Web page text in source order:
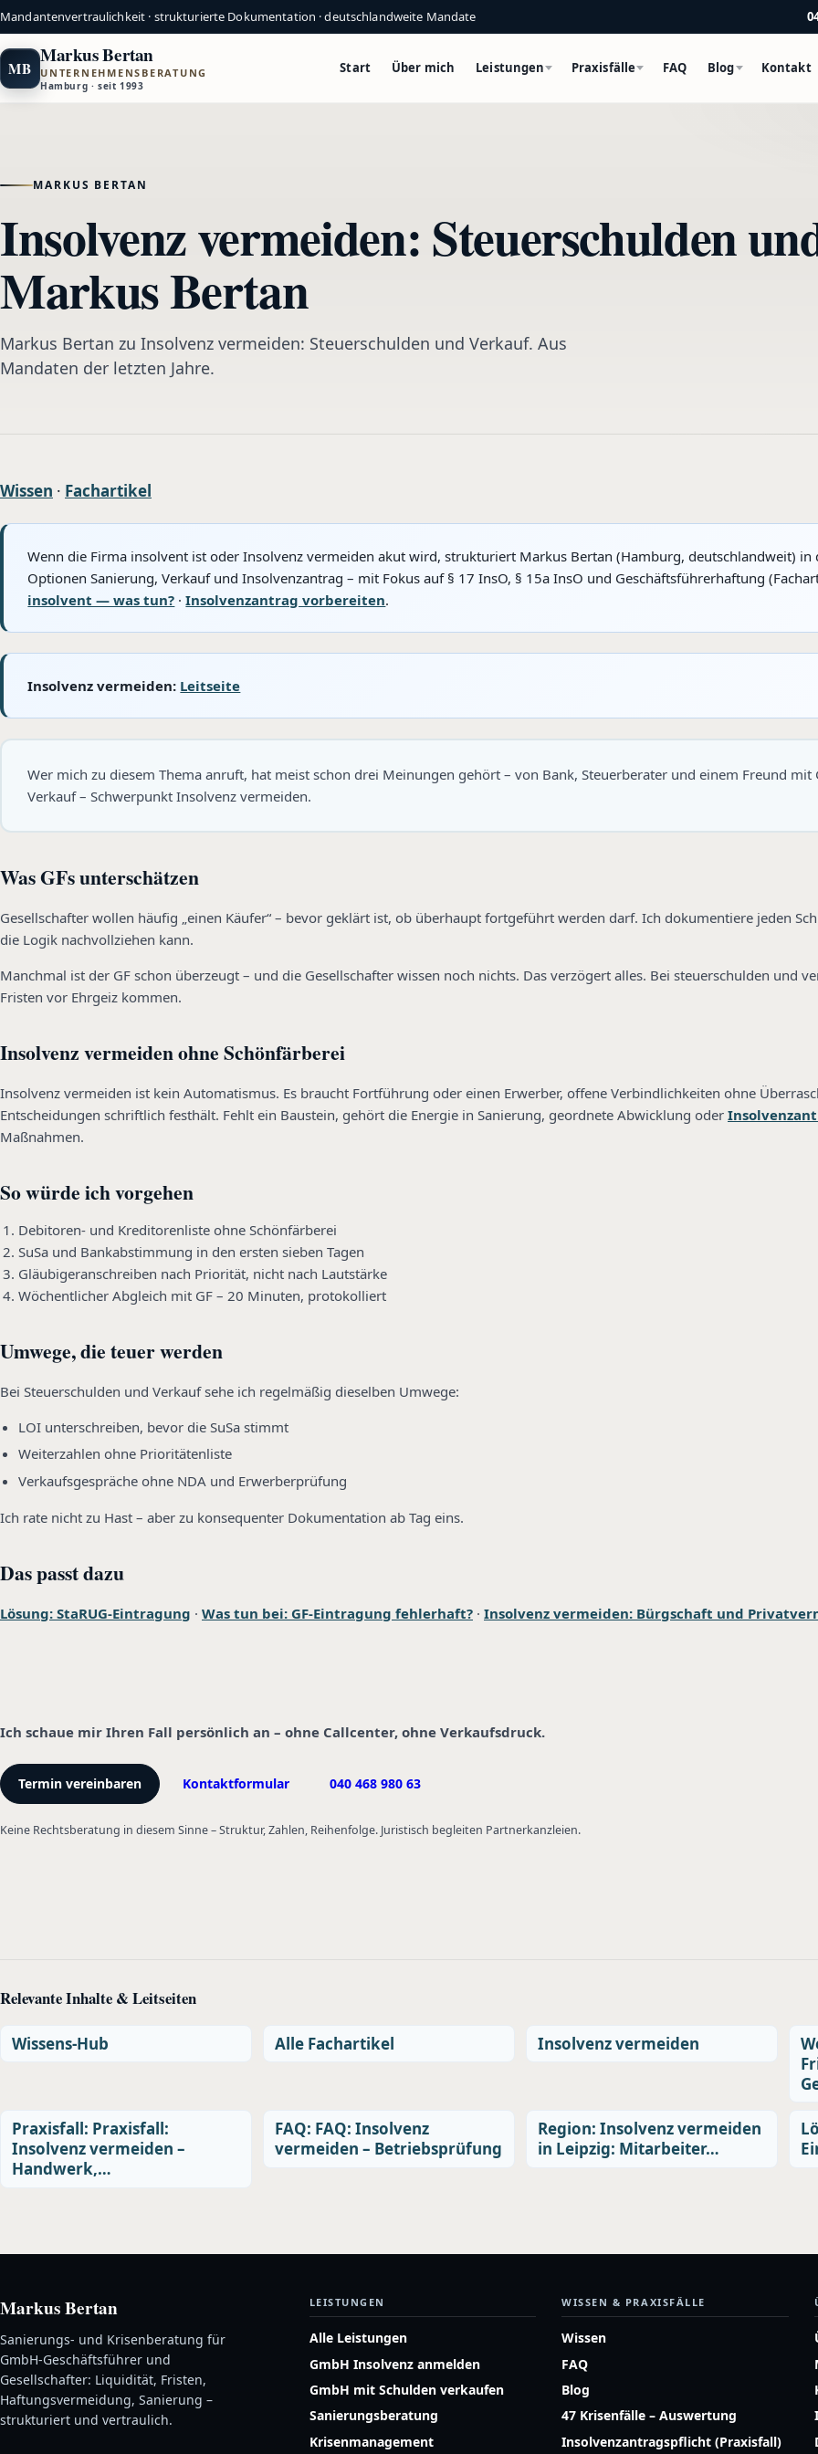
Mandantenvertraulichkeit · strukturierte Dokumentation · deutschlandweite Mandate
MB
Markus Bertan
UNTERNEHMENSBERATUNG
Hamburg · seit 1993
Start Über mich Leistungen Praxisfälle FAQ Blog Kontakt
MARKUS BERTAN
Insolvenz vermeiden: Steuerschulden
Markus Bertan
Markus Bertan zu Insolvenz vermeiden: Steuerschulden und Verkauf. Aus
Mandaten der letzten Jahre.
Wissen · Fachartikel
Wenn die Firma insolvent ist oder Insolvenz vermeiden akut wird, strukturiert Markus Bertan (Hamburg, deutschlandweit) in
Optionen Sanierung, Verkauf und Insolvenzantrag – mit Fokus auf § 17 InsO, § 15a InsO und Geschäftsführerhaftung
insolvent — was tun? ·Insolvenzantrag vorbereiten.
Insolvenz vermeiden: Leitseite
Wer mich zu diesem Thema anruft, hat meist schon drei Meinungen gehört – von Bank, Steuerberater und einem Freund mit
Verkauf – Schwerpunkt Insolvenz vermeiden.
Was GFs unterschätzen
Gesellschafter wollen häufig „einen Käufer“ – bevor geklärt ist, ob überhaupt fortgeführt werden darf. Ich dokumentiere jeden
die Logik nachvollziehen kann.
Manchmal ist der GF schon überzeugt – und die Gesellschafter wissen noch nichts. Das verzögert alles. Bei steuerschulden und
Fristen vor Ehrgeiz kommen.
Insolvenz vermeiden ohne Schönfärberei
Insolvenz vermeiden ist kein Automatismus. Es braucht Fortführung oder einen Erwerber, offene Verbindlichkeiten ohne
Entscheidungen schriftlich festhält. Fehlt ein Baustein, gehört die Energie in Sanierung, geordnete Abwicklung oder
Maßnahmen.
So würde ich vorgehen
Debitoren- und Kreditorenliste ohne Schönfärberei
SuSa und Bankabstimmung in den ersten sieben Tagen
Gläubigeranschreiben nach Priorität, nicht nach Lautstärke
Wöchentlicher Abgleich mit GF – 20 Minuten, protokolliert
Umwege, die teuer werden
Bei Steuerschulden und Verkauf sehe ich regelmäßig dieselben Umwege:
LOI unterschreiben, bevor die SuSa stimmt
Weiterzahlen ohne Prioritätenliste
Verkaufsgespräche ohne NDA und Erwerberprüfung
Ich rate nicht zu Hast – aber zu konsequenter Dokumentation ab Tag eins.
Das passt dazu
Lösung: StaRUG-Eintragung · Was tun bei: GF-Eintragung fehlerhaft? · Insolvenz vermeiden: Bürgschaft und
Ich schaue mir Ihren Fall persönlich an – ohne Callcenter, ohne Verkaufsdruck.
Termin vereinbaren Kontaktformular 040 468 980 63
Keine Rechtsberatung in diesem Sinne – Struktur, Zahlen, Reihenfolge. Juristisch begleiten Partnerkanzleien.
Relevante Inhalte & Leitseiten
Wissens-Hub Alle Fachartikel Insolvenz vermeiden
Praxisfall: Praxisfall:
Insolvenz vermeiden –
Handwerk,…
FAQ: FAQ: Insolvenz
vermeiden – Betriebsprüfung
Region: Insolvenz vermeiden
in Leipzig: Mitarbeiter…
Markus Bertan
Sanierungs- und Krisenberatung für
GmbH-Geschäftsführer und
Gesellschafter: Liquidität, Fristen,
Haftungsvermeidung, Sanierung –
strukturiert und vertraulich.
LEISTUNGEN
Alle Leistungen
GmbH Insolvenz anmelden
GmbH mit Schulden verkaufen
Sanierungsberatung
Krisenmanagement
WISSEN & PRAXISFÄLLE
Wissen
FAQ
Blog
47 Krisenfälle – Auswertung
Insolvenzantragspflicht (Praxisfall)